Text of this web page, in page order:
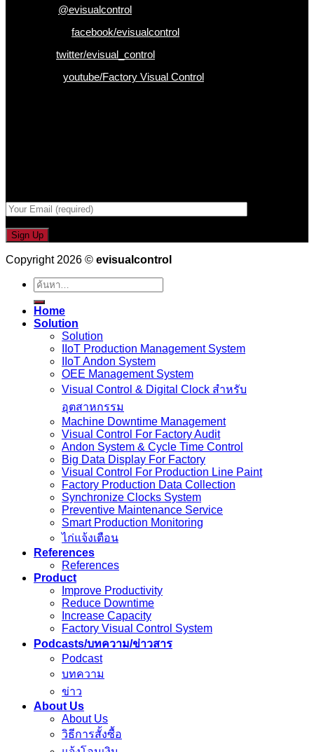
@evisualcontrol
facebook/evisualcontrol
twitter/evisual_control
youtube/Factory Visual Control
Copyright 2026 © evisualcontrol
ค้นหา:
Home
Solution
Solution
IIoT Production Management System
IIoT Andon System
OEE Management System
Visual Control & Digital Clock สำหรับ
อุตสาหกรรม
Machine Downtime Management
Visual Control For Factory Audit
Andon System & Cycle Time Control
Big Data Display For Factory
Visual Control For Production Line Paint
Factory Production Data Collection
Synchronize Clocks System
Preventive Maintenance Service
Smart Production Monitoring
ไก่แจ้งเตือน
References
References
Product
Improve Productivity
Reduce Downtime
Increase Capacity
Factory Visual Control System
Podcasts/บทความ/ข่าวสาร
Podcast
บทความ
ข่าว
About Us
About Us
วิธีการสั้งซื้อ